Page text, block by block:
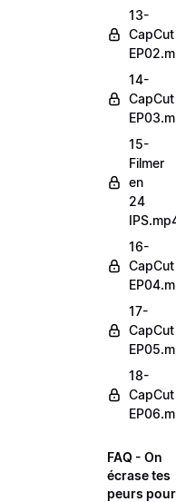
13-
CapCut
14-
CapCut
15-
Filmer
en
24
16-
CapCut
17-
CapCut
18-
CapCut
FAQ - On
écrase tes
peurs pour